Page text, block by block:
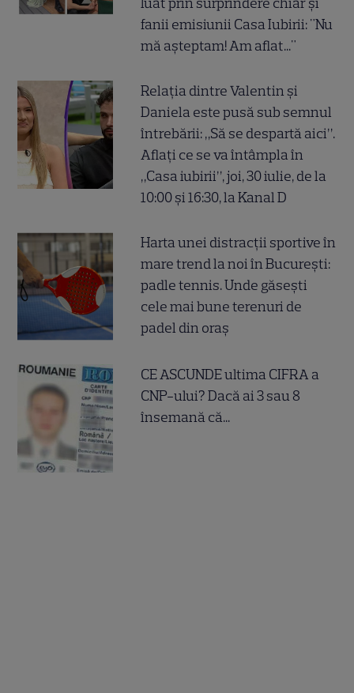
fanii emisiunii Casa Iubirii: "Nu
mă așteptam! Am aflat..."
Relația dintre Valentin și
Daniela este pusă sub semnul
întrebării: „Să se despartă aici”.
Aflați ce se va întâmpla în
„Casa iubirii”, joi, 30 iulie, de la
10:00 și 16:30, la Kanal D
Harta unei distracții sportive în
mare trend la noi în București:
padle tennis. Unde găsești
cele mai bune terenuri de
padel din oraș
CE ASCUNDE ultima CIFRA a
CNP-ului? Dacă ai 3 sau 8
însemană că...